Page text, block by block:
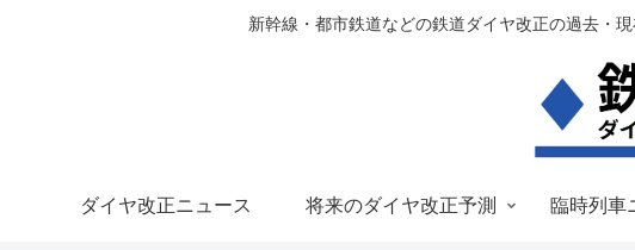
新幹線・都市鉄道などの鉄道ダイヤ改正の過去・
ダイヤ改正ニュース 将来のダイヤ改正予測 臨時列車